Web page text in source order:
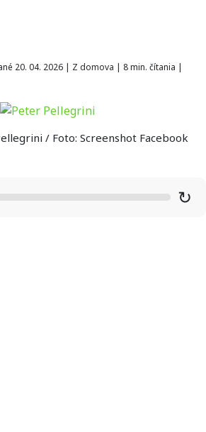
20. 04. 2026 | Z domova | 8 min. čítania |
/ Foto: Screenshot Facebook
↻